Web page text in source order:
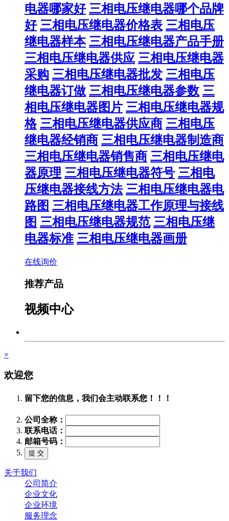
电器哪家好 三相电压继电器哪个品牌
好 三相电压继电器价格表 三相电压
继电器样本 三相电压继电器产品手册
三相电压继电器供应 三相电压继电器
采购 三相电压继电器批发 三相电压
继电器订做 三相电压继电器参数 三
相电压继电器图片 三相电压继电器规
格 三相电压继电器供应商 三相电压
继电器经销商 三相电压继电器制造商
三相电压继电器销售商 三相电压继电
器原理 三相电压继电器符号 三相电
压继电器接线方法 三相电压继电器电
路图 三相电压继电器工作原理与接线
图 三相电压继电器规范 三相电压继
电器标准 三相电压继电器画册
在线询价
推荐产品
视频中心
×
欢迎您
留下您的信息，我们会主动联系您！！！
公司全称：
联系电话：
邮箱号码：
关于我们
公司简介
企业文化
企业环境
服务理念